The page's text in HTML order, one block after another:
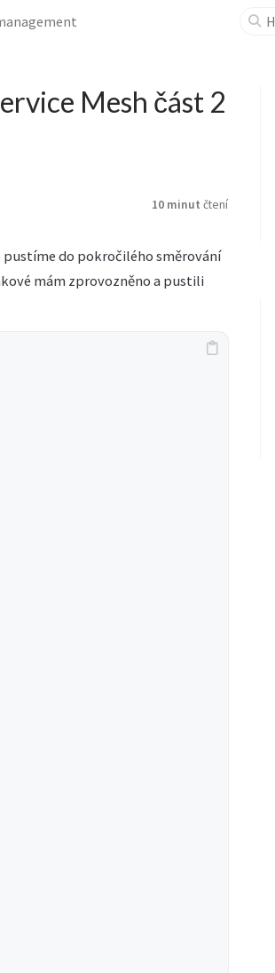
Mesh část 2
10 minut čtení
pustíme do pokročilého směrování
mám zprovozněno a pustili